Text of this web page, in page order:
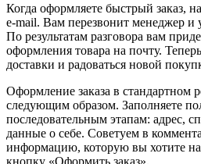
Когда оформляете быстрый заказ,
e-mail. Вам перезвонит менеджер и
По результатам разговора вам
оформления товара на почту.
доставки и радоваться новой
Оформление заказа в стандартном
следующим образом. Заполняете
последовательным этапам: адрес,
данные о себе. Советуем в
информацию, которую вы хотите
кнопку «Оформить заказ».